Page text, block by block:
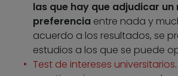
las que hay que adjudicar un
preferencia entre nada y
acuerdo a los resultados, se
estudios a los que se puede
Test de intereses universitarios